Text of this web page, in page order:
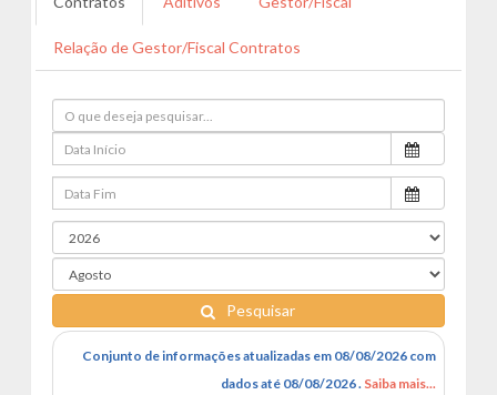
Relação de Gestor/Fiscal Contratos
Pesquisar
Conjunto de informações atualizadas em 08/08/2026 com
dados até 08/08/2026 . Saiba mais...